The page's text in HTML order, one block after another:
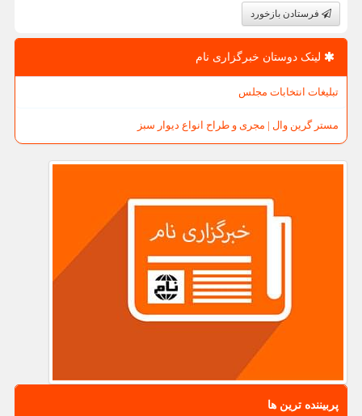
فرستادن بازخورد
لینک دوستان خبرگزاری نام
تبلیغات انتخابات مجلس
مستر گرین وال | مجری و طراح انواع دیوار سبز
پربیننده ترین ها